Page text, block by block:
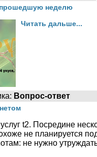
прошедшую неделю
Читать дальше...
Вопрос-ответ
t2. Посредине
не планируется
не нужно